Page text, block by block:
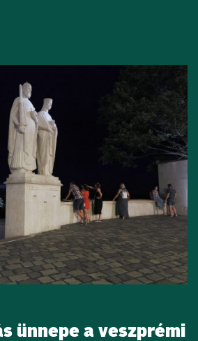
ünnepe a veszprémi